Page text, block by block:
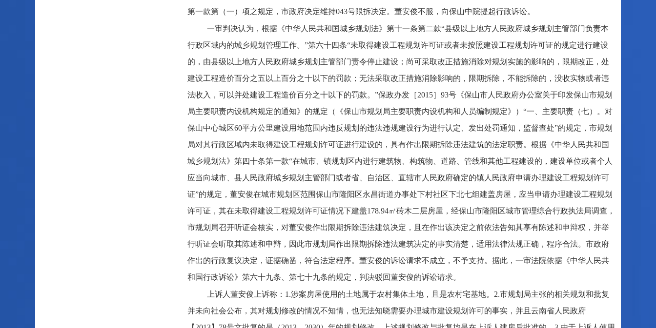
第一款第（一）项之规定，市政府决定维持043号限拆决定。董安俊不服，向保山中院提起行政诉讼。
一审判决认为，根据《中华人民共和国城乡规划法》第十一条第二款“县级以上地方人民政府城乡规划主管部门负责本
行政区域内的城乡规划管理工作。”第六十四条“未取得建设工程规划许可证或者未按照建设工程规划许可证的规定进行建设
的，由县级以上地方人民政府城乡规划主管部门责令停止建设；尚可采取改正措施消除对规划实施的影响的，限期改正，处
建设工程造价百分之五以上百分之十以下的罚款；无法采取改正措施消除影响的，限期拆除，不能拆除的，没收实物或者违
法收入，可以并处建设工程造价百分之十以下的罚款。”保政办发［2015］93号《保山市人民政府办公室关于印发保山市规划
局主要职责内设机构规定的通知》的规定（《保山市规划局主要职责内设机构和人员编制规定》）“一、主要职责（七）。对
保山中心城区60平方公里建设用地范围内违反规划的违法违规建设行为进行认定、发出处罚通知，监督查处”的规定，市规划
局对其行政区域内未取得建设工程规划许可证进行建设的，具有作出限期拆除违法建筑的法定职责。根据《中华人民共和国
城乡规划法》第四十条第一款“在城市、镇规划区内进行建筑物、构筑物、道路、管线和其他工程建设的，建设单位或者个人
应当向城市、县人民政府城乡规划主管部门或者省、自治区、直辖市人民政府确定的镇人民政府申请办理建设工程规划许可
证”的规定，董安俊在城市规划区范围保山市隆阳区永昌街道办事处下村社区下北七组建盖房屋，应当申请办理建设工程规划
许可证，其在未取得建设工程规划许可证情况下建盖178.94㎡砖木二层房屋，经保山市隆阳区城市管理综合行政执法局调查，
市规划局召开听证会核实，对董安俊作出限期拆除违法建筑决定，且在作出该决定之前依法告知其享有陈述和申辩权，并举
行听证会听取其陈述和申辩，因此市规划局作出限期拆除违法建筑决定的事实清楚，适用法律法规正确，程序合法。市政府
作出的行政复议决定，证据确凿，符合法定程序。董安俊的诉讼请求不成立，不予支持。据此，一审法院依据《中华人民共
和国行政诉讼》第六十九条、第七十九条的规定，判决驳回董安俊的诉讼请求。
上诉人董安俊上诉称：1.涉案房屋使用的土地属于农村集体土地，且是农村宅基地。2.市规划局主张的相关规划和批复
并未向社会公布，其对规划修改的情况不知情，也无法知晓需要办理城市建设规划许可的事实，并且云南省人民政府